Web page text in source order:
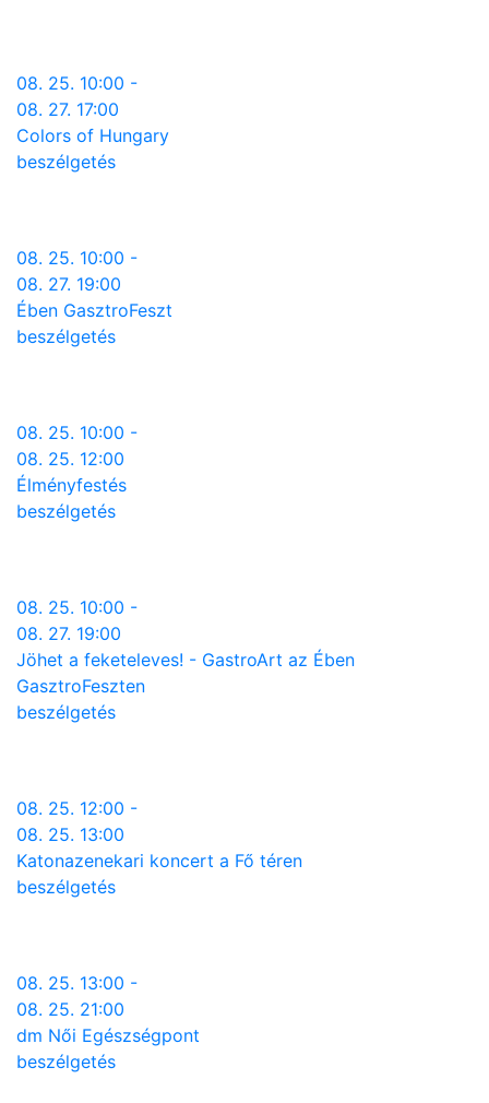
08. 25. 10:00 -
08. 27. 17:00
Colors of Hungary
beszélgetés
08. 25. 10:00 -
08. 27. 19:00
Ében GasztroFeszt
beszélgetés
08. 25. 10:00 -
08. 25. 12:00
Élményfestés
beszélgetés
08. 25. 10:00 -
08. 27. 19:00
Jöhet a feketeleves! - GastroArt az Ében
GasztroFeszten
beszélgetés
08. 25. 12:00 -
08. 25. 13:00
Katonazenekari koncert a Fő téren
beszélgetés
08. 25. 13:00 -
08. 25. 21:00
dm Női Egészségpont
beszélgetés